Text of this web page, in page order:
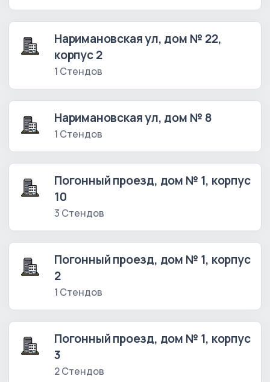
Наримановская ул, дом № 22,
корпус 2
1 Стендов
Наримановская ул, дом № 8
1 Стендов
Погонный проезд, дом № 1, корпус
10
3 Стендов
Погонный проезд, дом № 1, корпус
2
1 Стендов
Погонный проезд, дом № 1, корпус
3
2 Стендов